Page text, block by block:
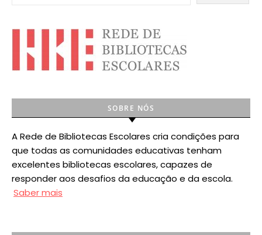
SOBRE NÓS
A Rede de Bibliotecas Escolares cria condições para
que todas as comunidades educativas tenham
excelentes bibliotecas escolares, capazes de
responder aos desafios da educação e da escola.
Saber mais